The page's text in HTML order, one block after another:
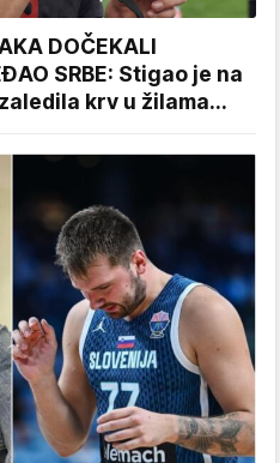
DOČEKALI
SRBE: Stigao je na
krv u žilama...